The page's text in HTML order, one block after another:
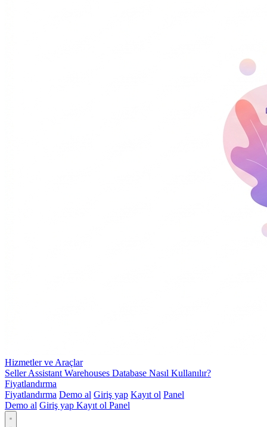
Hizmetler ve Araçlar
Seller Assistant Warehouses Database Nasıl Kullanılır?
Fiyatlandırma
Fiyatlandırma Demo al Giriş yap Kayıt ol Panel
Demo al Giriş yap Kayıt ol Panel